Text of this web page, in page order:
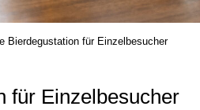
Bierdegustation für Einzelbesucher
für Einzelbesucher